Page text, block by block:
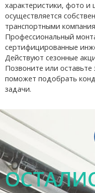
характеристики, фото и
осуществляется
транспортными
Профессиональный
сертифицированные
Действуют сезонные
Позвоните или
поможет подобрать
задачи.